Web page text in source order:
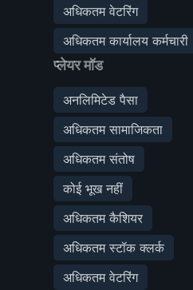
अधिकतम वेटरिंग
अधिकतम कार्यालय कर्मचारी
प्लेयर मॉड
अनलिमिटेड पैसा
अधिकतम सामाजिकता
अधिकतम संतोष
कोई भूख नहीं
अधिकतम कैशियर
अधिकतम स्टॉक क्लर्क
अधिकतम वेटरिंग